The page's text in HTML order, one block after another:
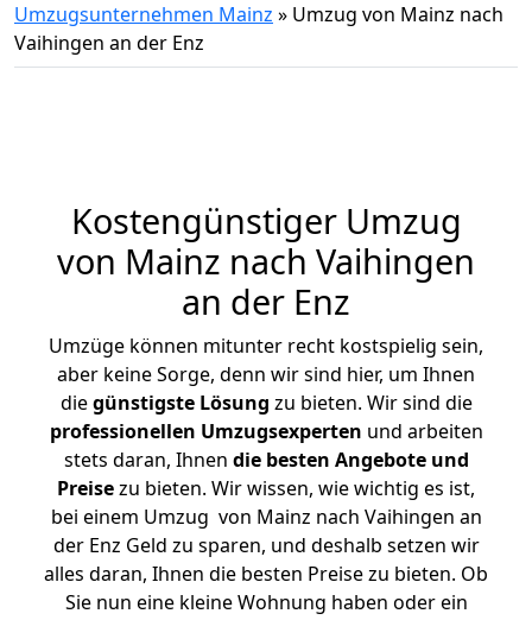
Umzugsunternehmen Mainz » Umzug von Mainz nach
Vaihingen an der Enz
Kostengünstiger Umzug
von Mainz nach Vaihingen
an der Enz
Umzüge können mitunter recht kostspielig sein,
aber keine Sorge, denn wir sind hier, um Ihnen
diegünstigste Lösung zu bieten. Wir sind die
professionellen Umzugsexperten und arbeiten
stets daran, Ihnen die besten Angebote und
Preisezu bieten. Wir wissen, wie wichtig es ist,
bei einem Umzug von Mainz nach Vaihingen an
der Enz Geld zu sparen, und deshalb setzen wir
alles daran, Ihnen die besten Preise zu bieten. Ob
Sie nun eine kleine Wohnung haben oder ein